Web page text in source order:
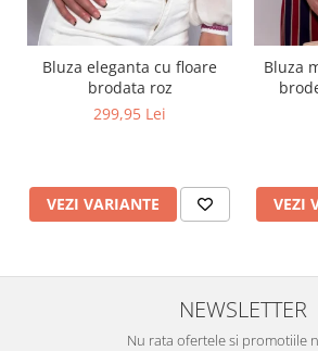
Bluza eleganta cu floare
brodata roz
299,95 Lei
VEZI VARIANTE
Bluza
VEZI
NEWSLETTER
Nu rata ofertele si promotiile